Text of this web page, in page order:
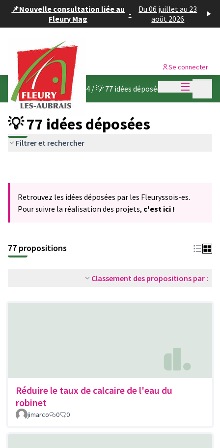
📌Nouvelle consultation liée au
Fleury Mag
-
Du 06 juillet au 23
août 2026
Menu
Se connecter
Budget participatif 2024 /💡 77 idées déposées
💡 77 idées déposées
Filtrer et rechercher
Retrouvez les idées déposées par les Fleuryssois-es.
Pour suivre la réalisation des projets, c'est ici !
77 propositions
Classement des propositions par :
Réduire le taux de calcaire de l'eau du
robinet
jimarco 0 0
Panneau de gestion des cookies